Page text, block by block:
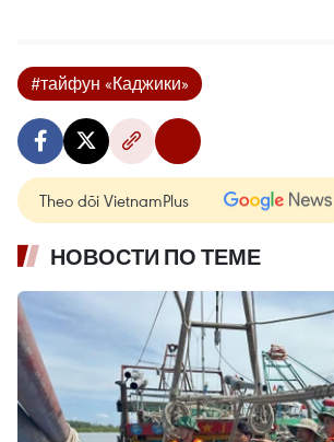
#тайфун «Каджики»
Theo dõi VietnamPlus
НОВОСТИ ПО ТЕМЕ